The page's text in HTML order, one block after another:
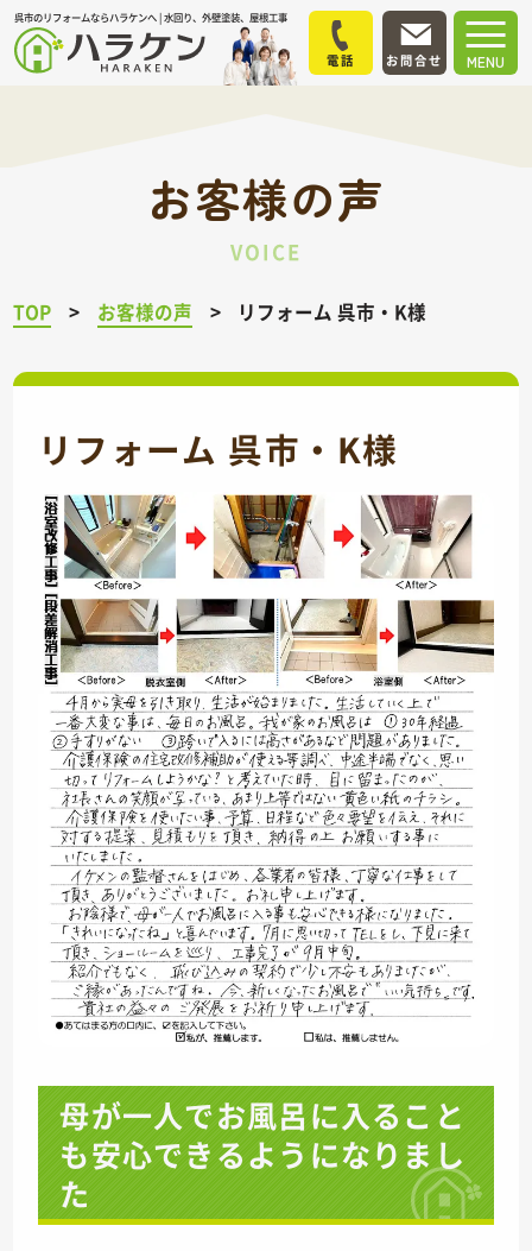
呉市のリフォームならハラケンへ | 水回り、外壁塗装、屋根工事
MENU
電話 お問合せ
お客様の声
VOICE
TOP お客様の声 リフォーム 呉市・K様
リフォーム 呉市・K様
母が一人でお風呂に入ること
も安心できるようになりまし
た